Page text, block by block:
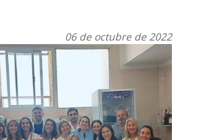
06 de octubre de 2022